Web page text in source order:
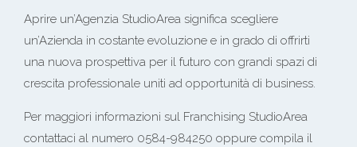
Aprire un’Agenzia StudioArea significa scegliere
un’Azienda in costante evoluzione e in grado di offrirti
una nuova prospettiva per il futuro con grandi spazi di
crescita professionale uniti ad opportunità di business.
Per maggiori informazioni sul Franchising StudioArea
contattaci al numero 0584-984250 oppure compila il